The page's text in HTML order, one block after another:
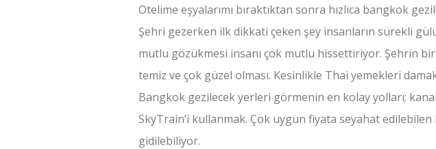
Otelime eşyalarımı bıraktıktan sonra hızlıca bangkok
Şehri gezerken ilk dikkati çeken şey insanların sürekli
mutlu gözükmesi insanı çok mutlu hissettiriyor. Şehrin
temiz ve çok güzel olması. Kesinlikle Thai yemekleri
Bangkok gezilecek yerleri görmenin en kolay yolları;
SkyTrain’i kullanmak. Çok uygun fiyata seyahat
gidilebiliyor.